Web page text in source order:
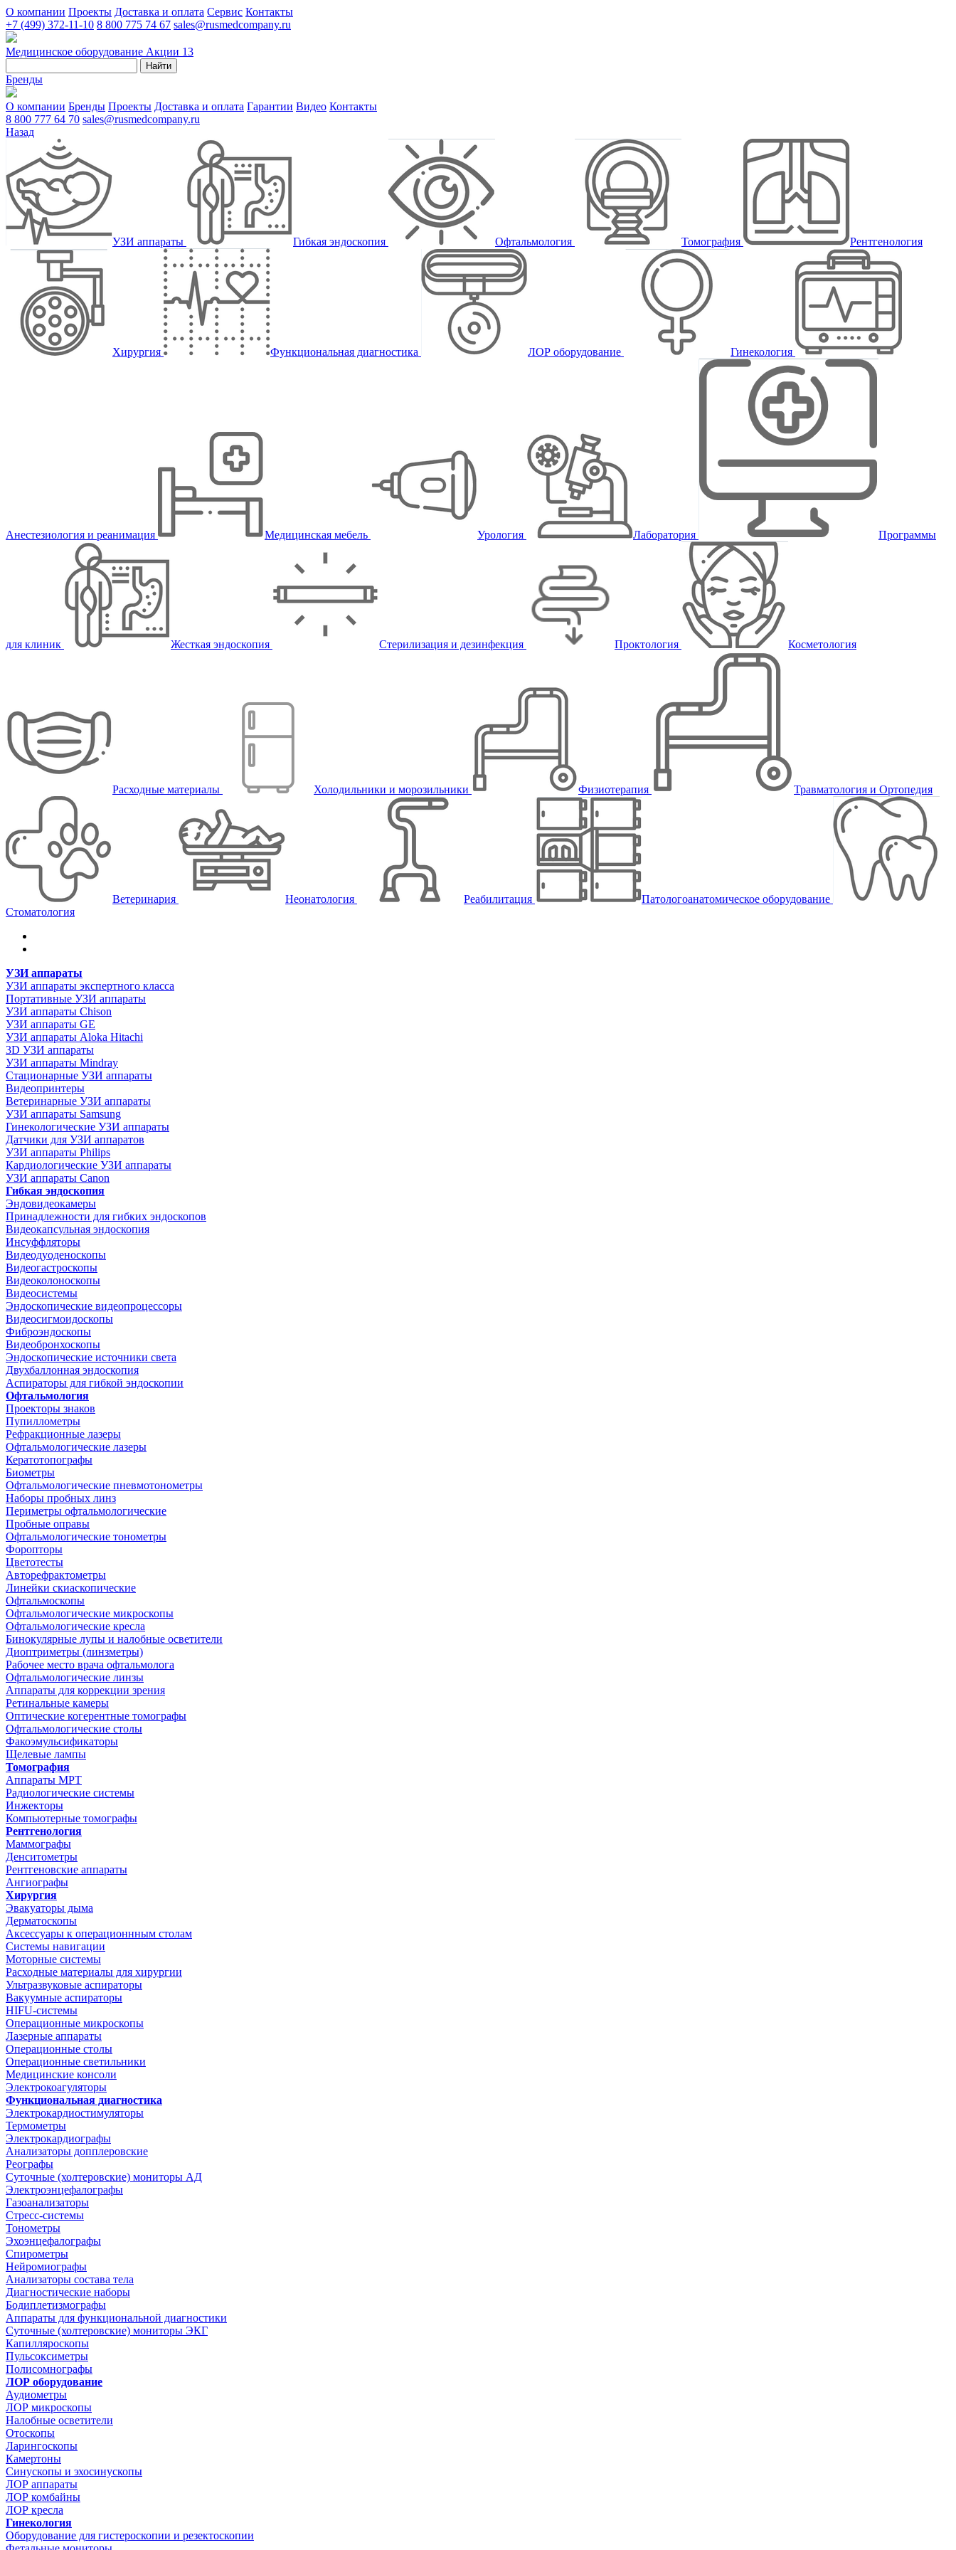
О компании Проекты Доставка и оплата Сервис Контакты
+7 (499) 372-11-10 8 800 775 74 67 sales@rusmedcompany.ru
Медицинское оборудование Акции 13
Найти
Бренды
О компании Бренды Проекты Доставка и оплата Гарантии Видео Контакты
8 800 777 64 70 sales@rusmedcompany.ru
Назад
УЗИ аппараты Гибкая эндоскопия Офтальмология Томография Рентгенология
Хирургия Функциональная диагностика ЛОР оборудование Гинекология
Анестезиология и реанимация Медицинская мебель Урология Лаборатория Программы
для клиник Жесткая эндоскопия Стерилизация и дезинфекция Проктология Косметология
Расходные материалы Холодильники и морозильники Физиотерапия Травматология и Ортопедия
Ветеринария Неонатология Реабилитация
Патологоанатомическое оборудование
Стоматология
УЗИ аппараты
УЗИ аппараты экспертного класса
Портативные УЗИ аппараты
УЗИ аппараты Chison
УЗИ аппараты GE
УЗИ аппараты Aloka Hitachi
3D УЗИ аппараты
УЗИ аппараты Mindray
Стационарные УЗИ аппараты
Видеопринтеры
Ветеринарные УЗИ аппараты
УЗИ аппараты Samsung
Гинекологические УЗИ аппараты
Датчики для УЗИ аппаратов
УЗИ аппараты Philips
Кардиологические УЗИ аппараты
УЗИ аппараты Canon
Гибкая эндоскопия
Эндовидеокамеры
Принадлежности для гибких эндоскопов
Видеокапсульная эндоскопия
Инсуффляторы
Видеодуоденоскопы
Видеогастроскопы
Видеоколоноскопы
Видеосистемы
Эндоскопические видеопроцессоры
Видеосигмоидоскопы
Фиброэндоскопы
Видеобронхоскопы
Эндоскопические источники света
Двухбаллонная эндоскопия
Аспираторы для гибкой эндоскопии
Офтальмология
Проекторы знаков
Пупиллометры
Рефракционные лазеры
Офтальмологические лазеры
Кератотопографы
Биометры
Офтальмологические пневмотонометры
Наборы пробных линз
Периметры офтальмологические
Пробные оправы
Офтальмологические тонометры
Форопторы
Цветотесты
Авторефрактометры
Линейки скиаскопические
Офтальмоскопы
Офтальмологические микроскопы
Офтальмологические кресла
Бинокулярные лупы и налобные осветители
Диоптриметры (линзметры)
Рабочее место врача офтальмолога
Офтальмологические линзы
Аппараты для коррекции зрения
Ретинальные камеры
Оптические когерентные томографы
Офтальмологические столы
Факоэмульсификаторы
Щелевые лампы
Томография
Аппараты МРТ
Радиологические системы
Инжекторы
Компьютерные томографы
Рентгенология
Маммографы
Денситометры
Рентгеновские аппараты
Ангиографы
Хирургия
Эвакуаторы дыма
Дерматоскопы
Аксессуары к операционнным столам
Системы навигации
Моторные системы
Расходные материалы для хирургии
Ультразвуковые аспираторы
Вакуумные аспираторы
HIFU-системы
Операционные микроскопы
Лазерные аппараты
Операционные столы
Операционные светильники
Медицинские консоли
Электрокоагуляторы
Функциональная диагностика
Электрокардиостимуляторы
Термометры
Электрокардиографы
Анализаторы допплеровские
Реографы
Суточные (холтеровские) мониторы АД
Электроэнцефалографы
Газоанализаторы
Стресс-системы
Тонометры
Эхоэнцефалографы
Спирометры
Нейромиографы
Анализаторы состава тела
Диагностические наборы
Бодиплетизмографы
Аппараты для функциональной диагностики
Суточные (холтеровские) мониторы ЭКГ
Капилляроскопы
Пульсоксиметры
Полисомнографы
ЛОР оборудование
Аудиометры
ЛОР микроскопы
Налобные осветители
Отоскопы
Ларингоскопы
Камертоны
Синускопы и эхосинускопы
ЛОР аппараты
ЛОР комбайны
ЛОР кресла
Гинекология
Оборудование для гистероскопии и резектоскопии